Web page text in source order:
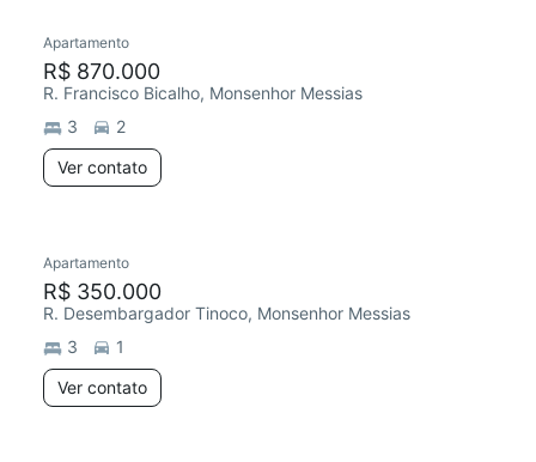
Apartamento
R$ 870.000
R. Francisco Bicalho, Monsenhor Messias
3
2
Ver contato
Apartamento
R$ 350.000
R. Desembargador Tinoco, Monsenhor Messias
3
1
Ver contato